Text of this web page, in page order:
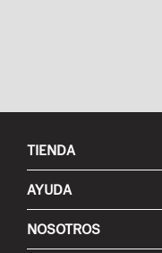
TIENDA
Hombre
Mujer
Niños
AYUDA
Mis pedidos
NOSOTROS